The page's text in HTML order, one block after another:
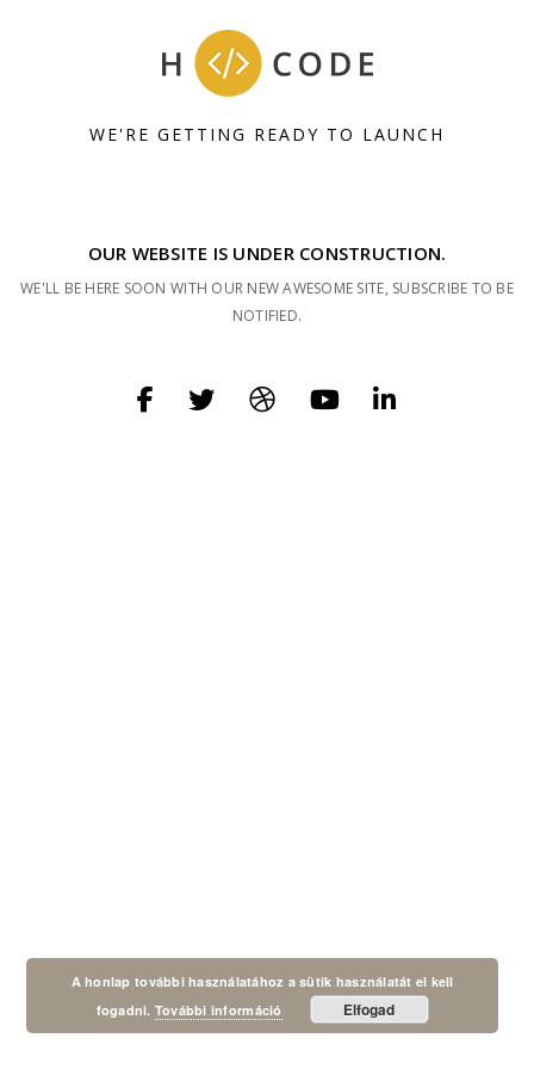
WE'RE GETTING READY TO LAUNCH
OUR WEBSITE IS UNDER CONSTRUCTION.
WE'LL BE HERE SOON WITH OUR NEW AWESOME SITE, SUBSCRIBE TO BE
NOTIFIED.
A honlap további használatához a sütik használatát el kell
fogadni. További információ Elfogad